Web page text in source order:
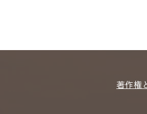
著作権